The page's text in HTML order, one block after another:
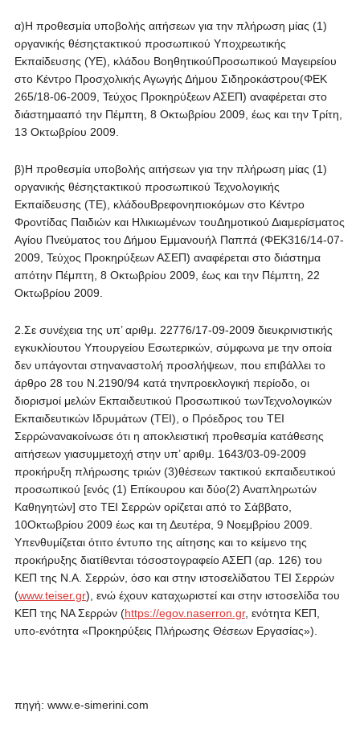
α)Η προθεσμία υποβολής αιτήσεων για την πλήρωση μίας (1)
οργανικής θέσηςτακτικού προσωπικού Υποχρεωτικής
Εκπαίδευσης (ΥΕ), κλάδου ΒοηθητικούΠροσωπικού Μαγειρείου
στο Κέντρο Προσχολικής Αγωγής Δήμου Σιδηροκάστρου(ΦΕΚ
265/18-06-2009, Τεύχος Προκηρύξεων ΑΣΕΠ) αναφέρεται στο
διάστημααπό την Πέμπτη, 8 Οκτωβρίου 2009, έως και την Τρίτη,
13 Οκτωβρίου 2009.
β)Η προθεσμία υποβολής αιτήσεων για την πλήρωση μίας (1)
οργανικής θέσηςτακτικού προσωπικού Τεχνολογικής
Εκπαίδευσης (ΤΕ), κλάδουΒρεφονηπιοκόμων στο Κέντρο
Φροντίδας Παιδιών και Ηλικιωμένων τουΔημοτικού Διαμερίσματος
Αγίου Πνεύματος του Δήμου Εμμανουήλ Παππά (ΦΕΚ316/14-07-
2009, Τεύχος Προκηρύξεων ΑΣΕΠ) αναφέρεται στο διάστημα
απότην Πέμπτη, 8 Οκτωβρίου 2009, έως και την Πέμπτη, 22
Οκτωβρίου 2009.
2.Σε συνέχεια της υπ’ αριθμ. 22776/17-09-2009 διευκρινιστικής
εγκυκλίουτου Υπουργείου Εσωτερικών, σύμφωνα με την οποία
δεν υπάγονται στηναναστολή προσλήψεων, που επιβάλλει το
άρθρο 28 του Ν.2190/94 κατά τηνπροεκλογική περίοδο, οι
διορισμοί μελών Εκπαιδευτικού Προσωπικού τωνΤεχνολογικών
Εκπαιδευτικών Ιδρυμάτων (ΤΕΙ), ο Πρόεδρος του ΤΕΙ
Σερρώνανακοίνωσε ότι η αποκλειστική προθεσμία κατάθεσης
αιτήσεων γιασυμμετοχή στην υπ’ αριθμ. 1643/03-09-2009
προκήρυξη πλήρωσης τριών (3)θέσεων τακτικού εκπαιδευτικού
προσωπικού [ενός (1) Επίκουρου και δύο(2) Αναπληρωτών
Καθηγητών] στο ΤΕΙ Σερρών ορίζεται από το Σάββατο,
10Οκτωβρίου 2009 έως και τη Δευτέρα, 9 Νοεμβρίου 2009.
Υπενθυμίζεται ότιτο έντυπο της αίτησης και το κείμενο της
προκήρυξης διατίθενται τόσοστογραφείο ΑΣΕΠ (αρ. 126) του
ΚΕΠ της Ν.Α. Σερρών, όσο και στην ιστοσελίδατου ΤΕΙ Σερρών
(www.teiser.gr), ενώ έχουν καταχωριστεί και στην ιστοσελίδα του
ΚΕΠ της ΝΑ Σερρών (https://egov.naserron.gr, ενότητα ΚΕΠ,
υπο-ενότητα «Προκηρύξεις Πλήρωσης Θέσεων Εργασίας»).
πηγή: www.e-simerini.com